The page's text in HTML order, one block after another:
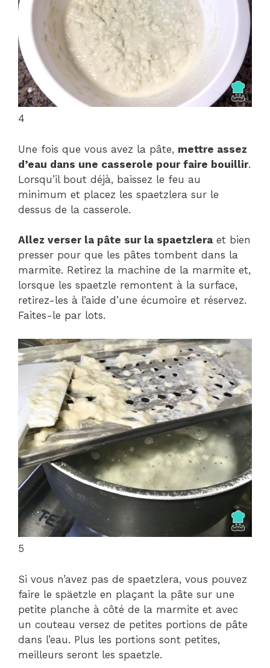
4
Une fois que vous avez la pâte, mettre assez
d’eau dans une casserole pour faire bouillir.
Lorsqu’il bout déjà, baissez le feu au
minimum et placez les spaetzlera sur le
dessus de la casserole.
Allez verser la pâte sur la spaetzlera et bien
presser pour que les pâtes tombent dans la
marmite. Retirez la machine de la marmite et,
lorsque les spaetzle remontent à la surface,
retirez-les à l’aide d’une écumoire et réservez.
Faites-le par lots.
5
Si vous n’avez pas de spaetzlera, vous pouvez
faire le späetzle en plaçant la pâte sur une
petite planche à côté de la marmite et avec
un couteau versez de petites portions de pâte
dans l’eau. Plus les portions sont petites,
meilleurs seront les spaetzle.